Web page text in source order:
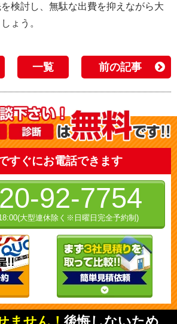
検討し、無駄な出費を抑えながら大
ょう。
一覧 前の記事
すぐにお電話できます
92-7754
大型連休除く※日曜日完全予約制)